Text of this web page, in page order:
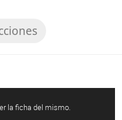
la ficha del mismo.